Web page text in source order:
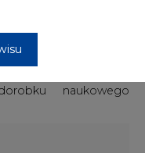
sugerować będzie
z przemysłem.
naukowego